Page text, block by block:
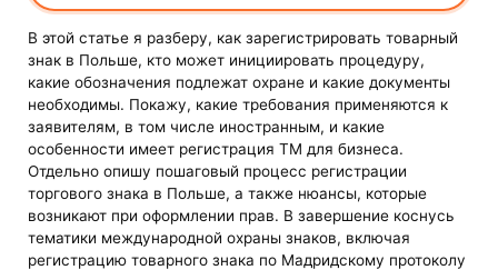
В этой статье я разберу, как зарегистрировать товарный
знак в Польше, кто может инициировать процедуру,
какие обозначения подлежат охране и какие документы
необходимы. Покажу, какие требования применяются к
заявителям, в том числе иностранным, и какие
особенности имеет регистрация ТМ для бизнеса.
Отдельно опишу пошаговый процесс регистрации
торгового знака в Польше, а также нюансы, которые
возникают при оформлении прав. В завершение коснусь
тематики международной охраны знаков, включая
регистрацию товарного знака по Мадридскому протоколу